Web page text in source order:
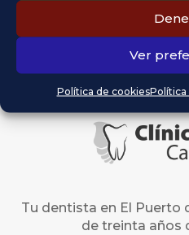
Ver
Política de cookiesPolítica
Tu dentista en El Puerto
de treinta años